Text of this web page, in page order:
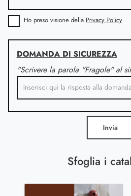
Sfoglia i
Ho preso visione della Privacy Policy
DOMANDA DI SICUREZZA
"Scrivere la parola "Fragole" al
Invia